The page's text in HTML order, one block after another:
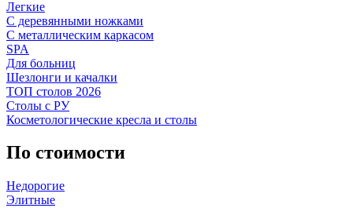
Легкие
С деревянными ножками
С металлическим каркасом
SPA
Для больниц
Шезлонги и качалки
ТОП столов 2026
Столы с РУ
Косметологические кресла и столы
По стоимости
Недорогие
Элитные